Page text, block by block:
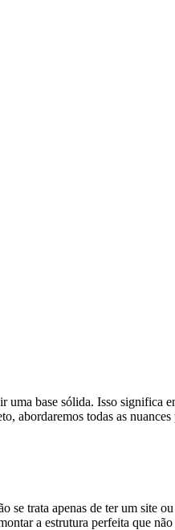
base sólida. Isso significa
abordaremos todas as
trata apenas de ter um site
a estrutura perfeita que